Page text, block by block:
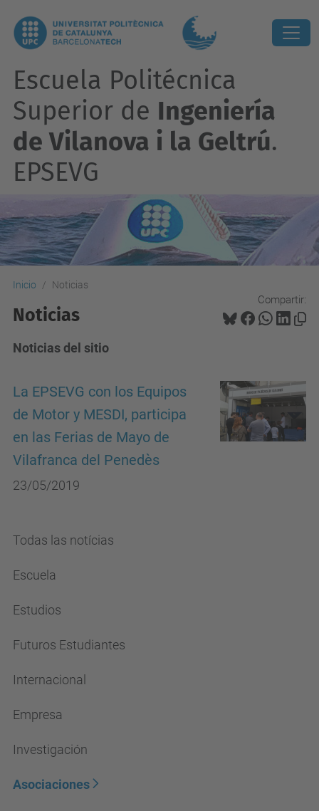
Escuela Politécnica
Superior de Ingeniería
de Vilanova i la Geltrú.
EPSEVG
Inicio Noticias
Compartir:
Noticias
Noticias del sitio
La EPSEVG con los Equipos
de Motor y MESDI, participa
en las Ferias de Mayo de
Vilafranca del Penedès
23/05/2019
Todas las notícias
Escuela
Estudios
Futuros Estudiantes
Internacional
Empresa
Investigación
Asociaciones